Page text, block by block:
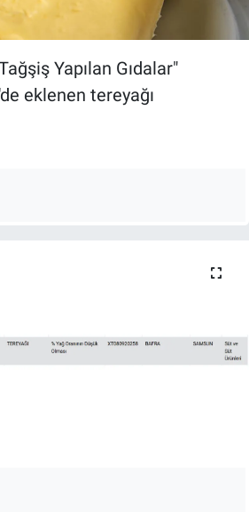
Yapılan Gıdalar"
eklenen tereyağı